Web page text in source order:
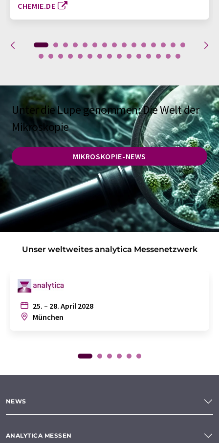
CHEMIE.DE
Unter die Lupe genommen: Die Welt der
Mikroskopie
MIKROSKOPIE-NEWS
Unser weltweites analytica Messenetzwerk
25. – 28. April 2028
München
NEWS
ANALYTICA MESSEN